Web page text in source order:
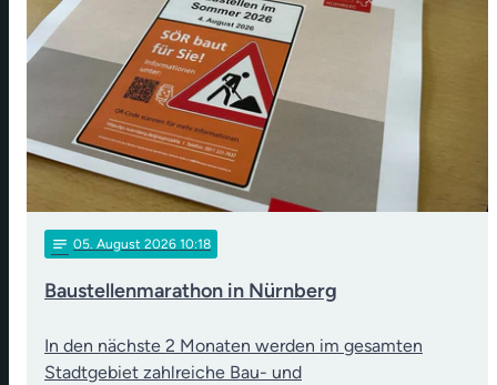
notes 05. August 2026 10:18
Baustellenmarathon in Nürnberg
In den nächste 2 Monaten werden im gesamten
Stadtgebiet zahlreiche Bau- und